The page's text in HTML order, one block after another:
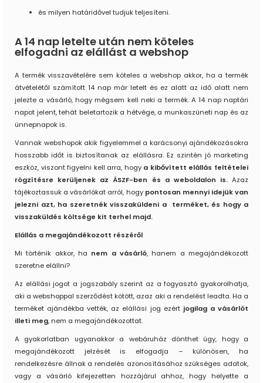
és milyen határidővel tudjuk teljesíteni.
A 14 nap letelte után nem köteles
elfogadni az elállást a webshop
A termék visszavételére sem köteles a webshop akkor, ha a termék
átvételétől számított 14 nap már letelt és ez alatt az idő alatt nem
jelezte a vásárló, hogy mégsem kell neki a termék. A 14 nap naptári
napot jelent, tehát beletartozik a hétvége, a munkaszüneti nap és az
ünnepnapok is.
Vannak webshopok akik figyelemmel a karácsonyi ajándékozásokra
hosszabb időt is biztosítanak az elállásra. Ez szintén jó marketing
eszköz, viszont figyelni kell arra, hogy a kibővített elállás feltételei
rögzítésre kerüljenek az ÁSZF-ben és a weboldalon is.Azaz
tájékoztassuk a vásárlókat arról, hogy pontosan mennyi idejük van
jelezni azt, ha szeretnék visszaküldeni a terméket, és hogy a
visszaküldés költsége kit terhel majd.
Elállás a megajándékozott részéről
Mi történik akkor, ha nem a vásárló, hanem a megajándékozott
szeretne elállni?
Az elállási jogot a jogszabály szerint az a fogyasztó gyakorolhatja,
aki a webshoppal szerződést kötött, azaz aki a rendelést leadta. Ha a
terméket ajándékba vették, az elállási jog ezért jogilag a vásárlót
illeti meg, nem a megajándékozottat.
A gyakorlatban ugyanakkor a webáruház dönthet úgy, hogy a
megajándékozott jelzését is elfogadja – különösen, ha
rendelkezésre állnak a rendelés azonosításához szükséges adatok,
vagy a vásárló kifejezetten hozzájárul ahhoz, hogy helyette a